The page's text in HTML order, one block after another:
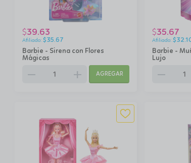
Barbie - Sirena con Flores
Mágicas
$39.63
$35.67
remove add AGREGAR
Barbie -
Lujo
$35.67
$
remove